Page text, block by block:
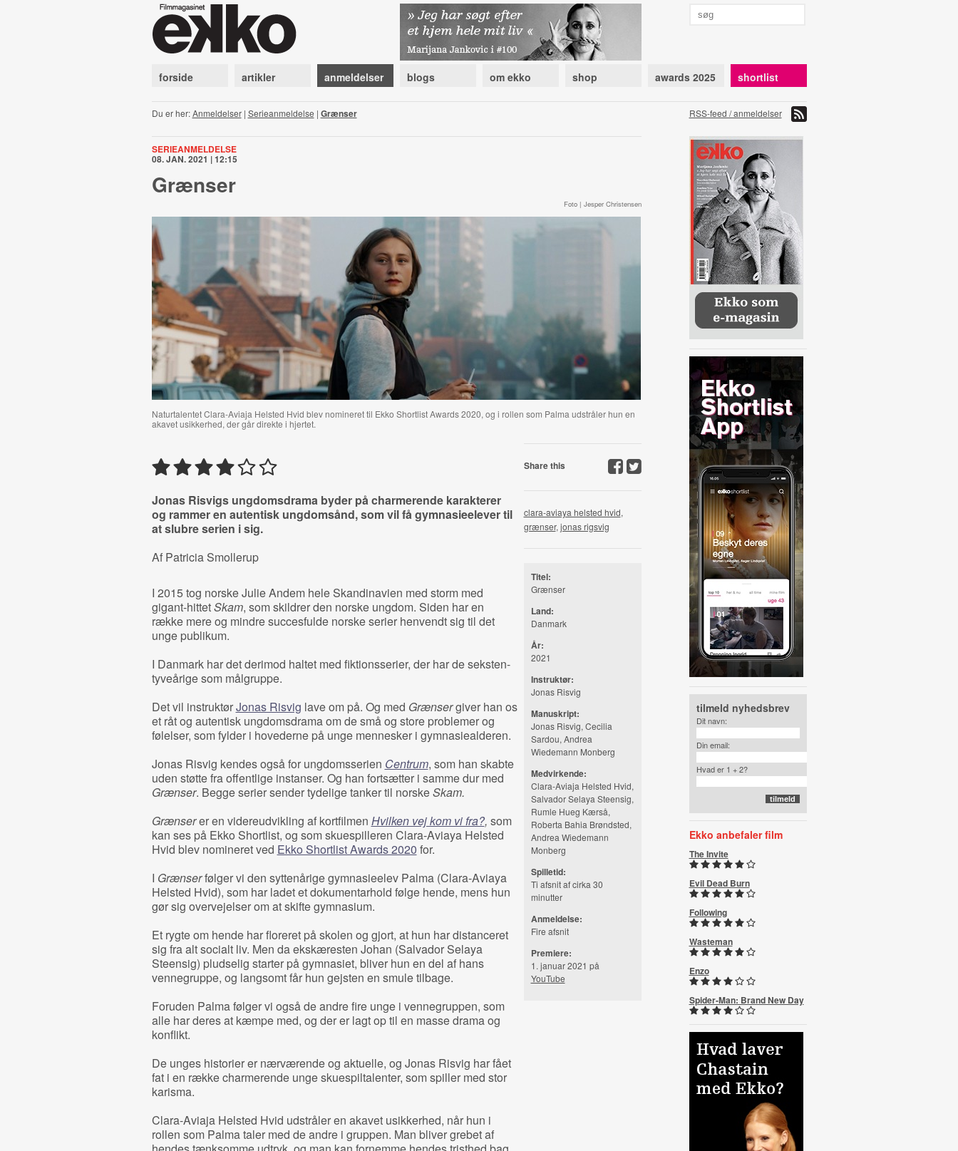
forside artikler anmeldelser blogs om ekko shop awards 2025 shortlist
Du er her:Anmeldelser| Serieanmeldelse | Grænser RSS-feed / anmeldelser
SERIEANMELDELSE
08. JAN. 2021 | 12:15
Grænser
Foto | Jesper Christensen
Naturtalentet Clara-Aviaja Helsted Hvid blev nomineret til Ekko Shortlist Awards 2020, og i rollen som Palma udstråler hun en
akavet usikkerhed, der går direkte i hjertet.
Jonas Risvigs ungdomsdrama byder på charmerende karakterer
og rammer en autentisk ungdomsånd, som vil få gymnasieelever til
at slubre serien i sig.
Af Patricia Smollerup
I 2015 tog norske Julie Andem hele Skandinavien med storm med
gigant-hittetSkam, som skildrer den norske ungdom. Siden har en
række mere og mindre succesfulde norske serier henvendt sig til det
unge publikum.
I Danmark har det derimod haltet med fiktionsserier, der har de seksten-
tyveårige som målgruppe.
Det vil instruktørJonas Risvig lave om på. Og med Grænsergiver han os
et råt og autentisk ungdomsdrama om de små og store problemer og
følelser, som fylder i hovederne på unge mennesker i gymnasiealderen.
Jonas Risvig kendes også for ungdomsserien Centrum, som han skabte
uden støtte fra offentlige instanser. Og han fortsætter i samme dur med
Grænser. Begge serier sender tydelige tanker til norskeSkam.
Grænserer en videreudvikling af kortfilmen Hvilken vej kom vi fra?, som
kan ses på Ekko Shortlist, og som skuespilleren Clara-Aviaya Helsted
Hvid blev nomineret ved Ekko Shortlist Awards 2020 for.
I Grænserfølger vi den syttenårige gymnasieelev Palma (Clara-Aviaya
Helsted Hvid), som har ladet et dokumentarhold følge hende, mens hun
gør sig overvejelser om at skifte gymnasium.
Et rygte om hende har floreret på skolen og gjort, at hun har distanceret
sig fra alt socialt liv. Men da ekskæresten Johan (Salvador Selaya
Steensig) pludselig starter på gymnasiet, bliver hun en del af hans
vennegruppe, og langsomt får hun gejsten en smule tilbage.
Foruden Palma følger vi også de andre fire unge i vennegruppen, som
alle har deres at kæmpe med, og der er lagt op til en masse drama og
konflikt.
De unges historier er nærværende og aktuelle, og Jonas Risvig har fået
fat i en række charmerende unge skuespiltalenter, som spiller med stor
karisma.
Clara-Aviaja Helsted Hvid udstråler en akavet usikkerhed, når hun i
rollen som Palma taler med de andre i gruppen. Man bliver grebet af
Share this
clara-aviaya helsted hvid,
grænser, jonas rigsvig
Titel:
Grænser
Land:
Danmark
År:
2021
Instruktør:
Jonas Risvig
Manuskript:
Jonas Risvig, Cecilia
Sardou, Andrea
Wiedemann Monberg
Medvirkende:
Clara-Aviaja Helsted Hvid,
Salvador Selaya Steensig,
Rumle Hueg Kærså,
Roberta Bahia Brøndsted,
Andrea Wiedemann
Monberg
Spilletid:
Ti afsnit af cirka 30
minutter
Anmeldelse:
Fire afsnit
Premiere:
1. januar 2021 på
YouTube
tilmeld nyhedsbrev
Dit navn:
Din email:
Hvad er 1 + 2?
Ekko anbefaler film
The Invite
Evil Dead Burn
Following
Wasteman
Enzo
Spider-Man: Brand New Day